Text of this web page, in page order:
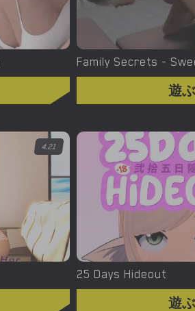
Family Secrets -
遊ぶ
4.21
25 Days Hideout
遊ぶ